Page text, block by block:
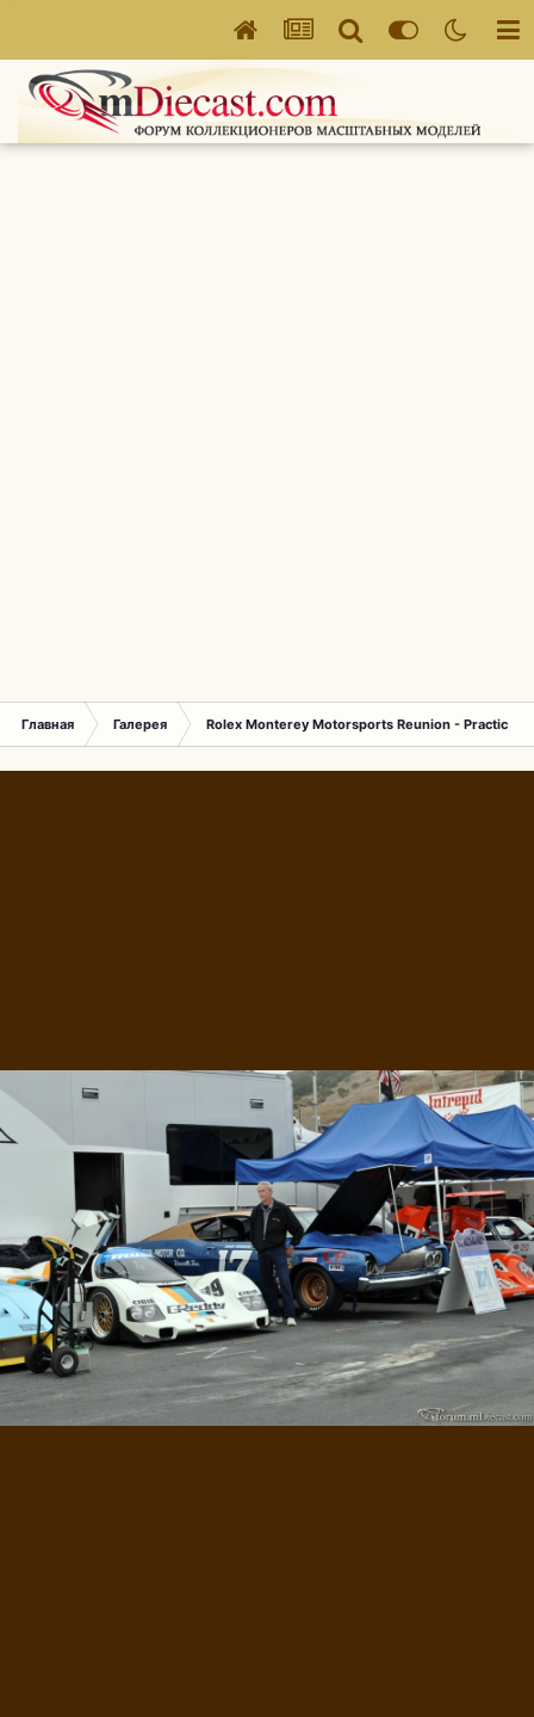
Главная Галерея Rolex Monterey Motorsports Reunion - Practice